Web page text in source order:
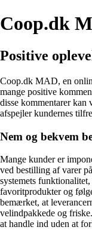
Coop.dk
Positive
Coop.dk MAD, en
mange positive
disse kommentarer kan
afspejler kundernes
Nem og bekvem
Mange kunder er
ved bestilling af varer
systemets
favoritprodukter og
bemærket, at
velindpakkede og
at handle ind uden at